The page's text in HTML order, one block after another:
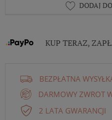
DODAJ
KUP TERAZ,
BEZPŁATNA
DARMOWY ZWROT
2 LATA GWARANCJI